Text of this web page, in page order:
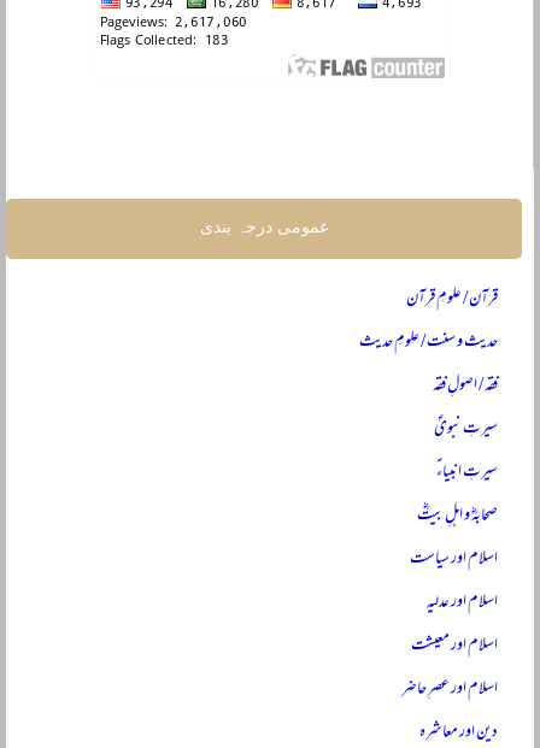
عمومی درجہ بندی
قرآن / علومِ قرآن
حدیث و سنت / علومِ حدیث
فقہ / اصولِ فقہ
سیرتِ نبویؐ
سیرتِ انبیاءؑ
صحابہؓ و اہلِ بیتؓ
اسلام اور سیاست
اسلام اور عدلیہ
اسلام اور معیشت
اسلام اور عصرِ حاضر
دین اور معاشرہ